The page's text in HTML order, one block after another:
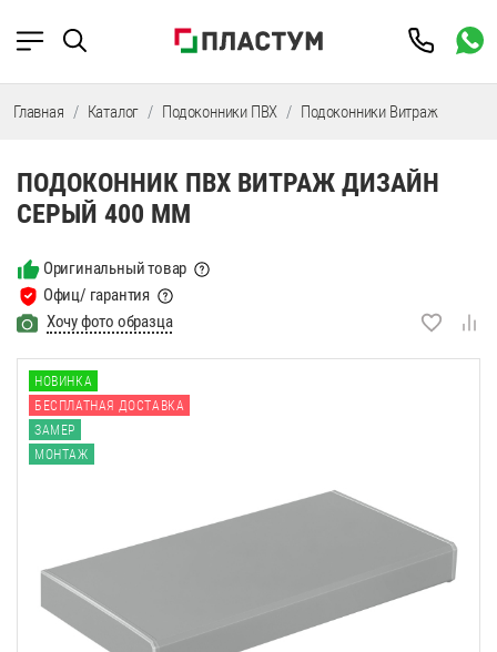
Главная Каталог Подоконники ПВХ Подоконники Витраж
ПОДОКОННИК ПВХ ВИТРАЖ ДИЗАЙН
СЕРЫЙ 400 ММ
Оригинальный товар
Офиц/ гарантия
Хочу фото образца
НОВИНКА
БЕСПЛАТНАЯ ДОСТАВКА
ЗАМЕР
МОНТАЖ